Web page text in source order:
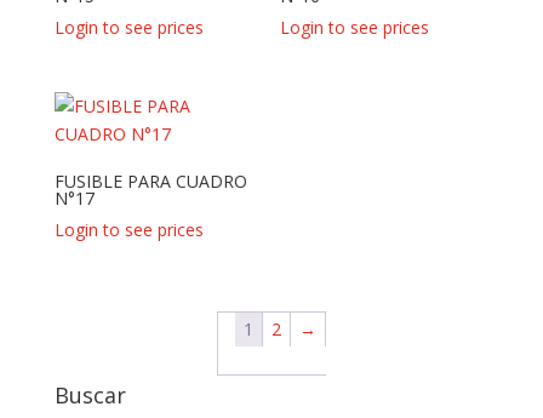
Login to see prices
Login to see prices
FUSIBLE PARA CUADRO
N°17
Login to see prices
1 2 →
Buscar